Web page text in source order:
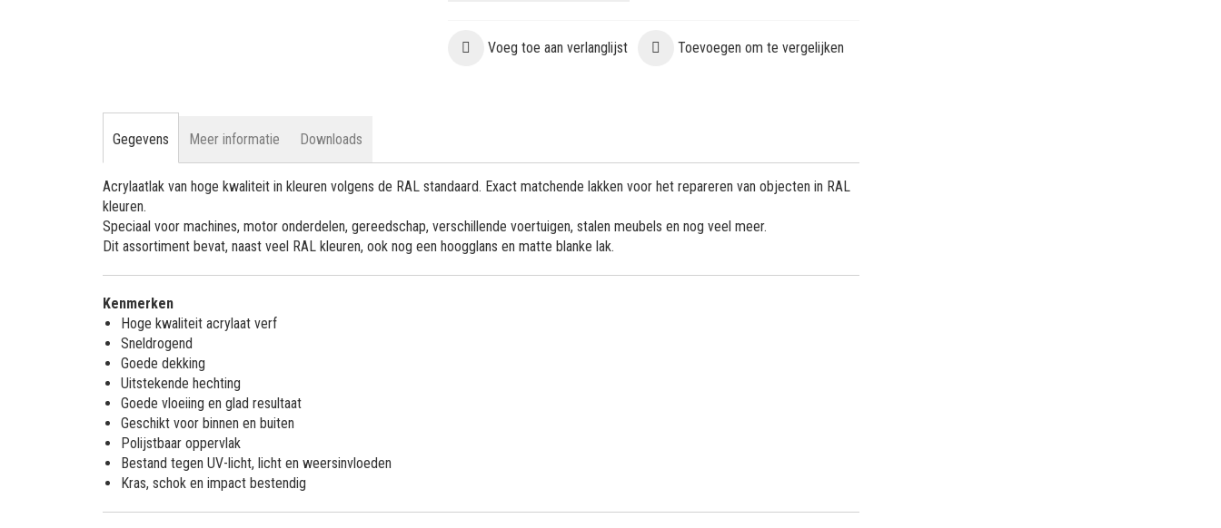
Voeg toe aan verlanglijst Toevoegen om te vergelijken
Gegevens
Acrylaatlak van hoge kwaliteit in kleuren volgens de RAL standaard. Exact matchende lakken voor het repareren van objecten in RAL
kleuren.
Speciaal voor machines, motor onderdelen, gereedschap, verschillende voertuigen, stalen meubels en nog veel meer.
Dit assortiment bevat, naast veel RAL kleuren, ook nog een hoogglans en matte blanke lak.
Kenmerken
Hoge kwaliteit acrylaat verf
Sneldrogend
Goede dekking
Uitstekende hechting
Goede vloeiing en glad resultaat
Geschikt voor binnen en buiten
Polijstbaar oppervlak
Bestand tegen UV-licht, licht en weersinvloeden
Kras, schok en impact bestendig
Meer informatie Downloads